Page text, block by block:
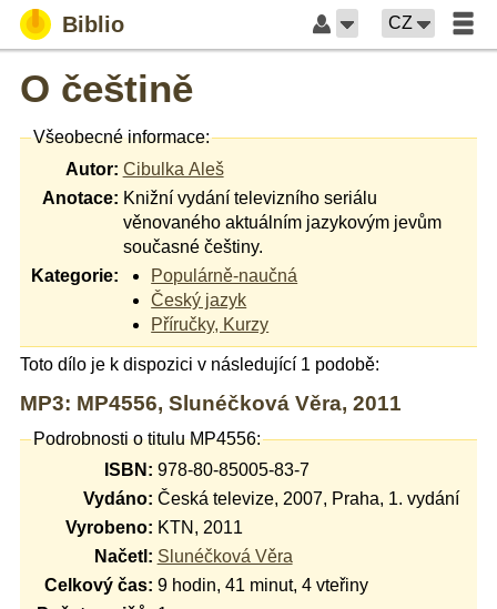
Biblio CZ
O češtině
Všeobecné informace:
Autor: Cibulka Aleš
Anotace: Knižní vydání televizního seriálu
věnovaného aktuálním jazykovým jevům
současné češtiny.
Kategorie:
Populárně-naučná
Český jazyk
Příručky, Kurzy
Toto dílo je k dispozici v následující 1 podobě:
MP3: MP4556, Slunéčková Věra, 2011
Podrobnosti o titulu MP4556:
ISBN: 978-80-85005-83-7
Vydáno: Česká televize, 2007, Praha, 1. vydání
Vyrobeno: KTN, 2011
Načetl: Slunéčková Věra
Celkový čas: 9 hodin, 41 minut, 4 vteřiny